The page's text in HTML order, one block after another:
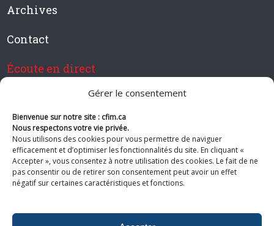
Gérer le consentement
Bienvenue sur notre site : cfim.ca
Nous respectons votre vie privée.
Nous utilisons des cookies pour vous permettre de naviguer
efficacement et d’optimiser les fonctionnalités du site. En cliquant «
Accepter », vous consentez à notre utilisation des cookies. Le fait de ne
pas consentir ou de retirer son consentement peut avoir un effet
négatif sur certaines caractéristiques et fonctions.
Archives
Contact
Écoute en direct
Devenir membre de CFIM
Suivez-nous